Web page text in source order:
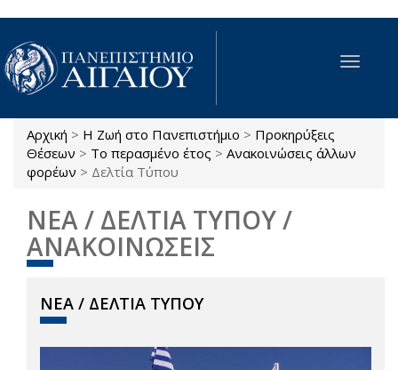
Παράκαμψη προς το κυρίως περιεχόμενο
Toggle
Είστε εδώ
Αρχική > Η Ζωή στο Πανεπιστήμιο > Προκηρύξεις
Θέσεων > Το περασμένο έτος > Ανακοινώσεις άλλων
φορέων > Δελτία Τύπου
ΝΕΑ / ΔΕΛΤΙΑ ΤΥΠΟΥ /
ΑΝΑΚΟΙΝΩΣΕΙΣ
ΝΕΑ / ΔΕΛΤΙΑ ΤΥΠΟΥ